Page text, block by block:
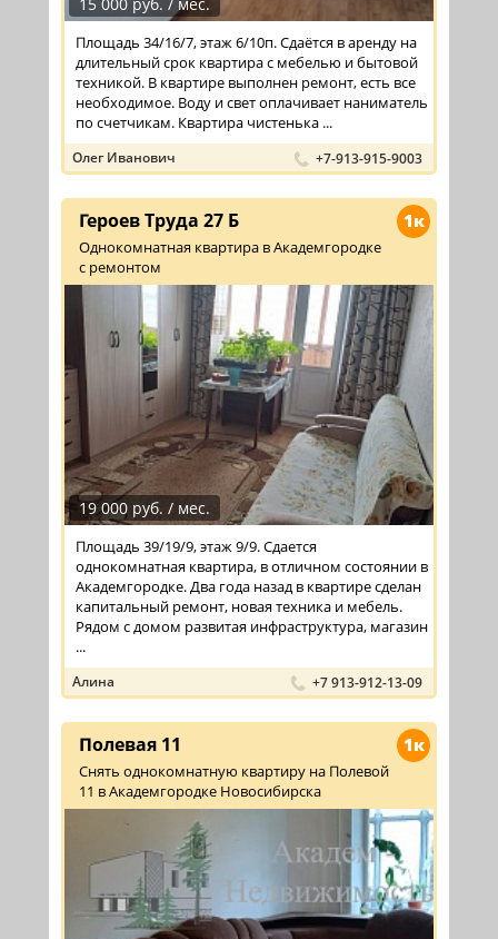
Площадь 34/16/7, этаж 6/10п. Сдаётся в аренду на
длительный срок квартира с мебелью и бытовой
техникой. В квартире выполнен ремонт, есть все
необходимое. Воду и свет оплачивает наниматель
по счетчикам. Квартира чистенька ...
Олег Иванович +7-913-915-9003
1к
Героев Труда 27 Б
Однокомнатная квартира в Академгородке
с ремонтом
19 000 руб. / мес.
Площадь 39/19/9, этаж 9/9. Сдается
однокомнатная квартира, в отличном состоянии в
Академгородке. Два года назад в квартире сделан
капитальный ремонт, новая техника и мебель.
Рядом с домом развитая инфраструктура, магазин
...
Алина +7 913-912-13-09
1к
Полевая 11
Снять однокомнатную квартиру на Полевой
11 в Академгородке Новосибирска